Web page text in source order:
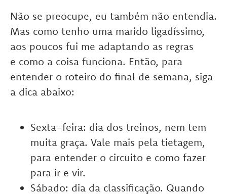
Não se preocupe, eu também não entendia.
Mas como tenho uma marido ligadíssimo,
aos poucos fui me adaptando as regras
e como a coisa funciona. Então, para
entender o roteiro do final de semana, siga
a dica abaixo:
Sexta-feira: dia dos treinos, nem tem
muita graça. Vale mais pela tietagem,
para entender o circuito e como fazer
para ir e vir.
Sábado: dia da classificação. Quando